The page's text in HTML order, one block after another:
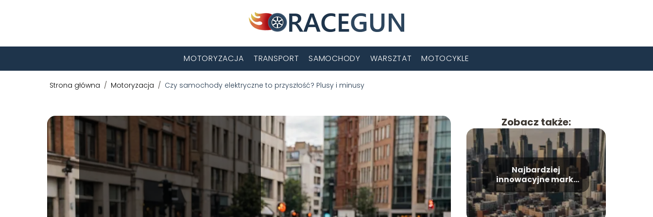
MOTORYZACJA TRANSPORT SAMOCHODY WARSZTAT MOTOCYKLE
Strona główna / Motoryzacja / Czy samochody elektryczne to przyszłość? Plusy i minusy
Zobacz także:
Najbardziej
innowacyjne marki
motoryzacyjne – kto
wyznacza trendy?